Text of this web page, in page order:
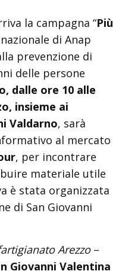
la campagna “Più
di Anap
prevenzione di
delle persone
dalle ore 10 alle
insieme ai
Valdarno, sarà
al mercato
, per incontrare
materiale utile
è stata organizzata
di San Giovanni
Arezzo –
Giovanni Valentina